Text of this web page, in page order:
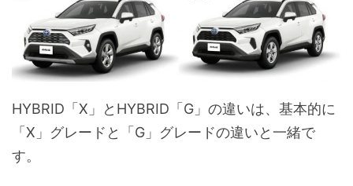
ELR付3点式リヤシートベルト(左右席プリテンショナー
全席シートベルト非着用警告灯(点滅式)+リマインダー(
全方位コンパティビリティボディ構造
フロントグリル ブラック
スキッドプレート -
アウトサイドドアハンドル カラード
HYBRID「X」とHYBRID「G」の違いは、基本的に
「X」グレードと「G」グレードの違いと一緒で
す。